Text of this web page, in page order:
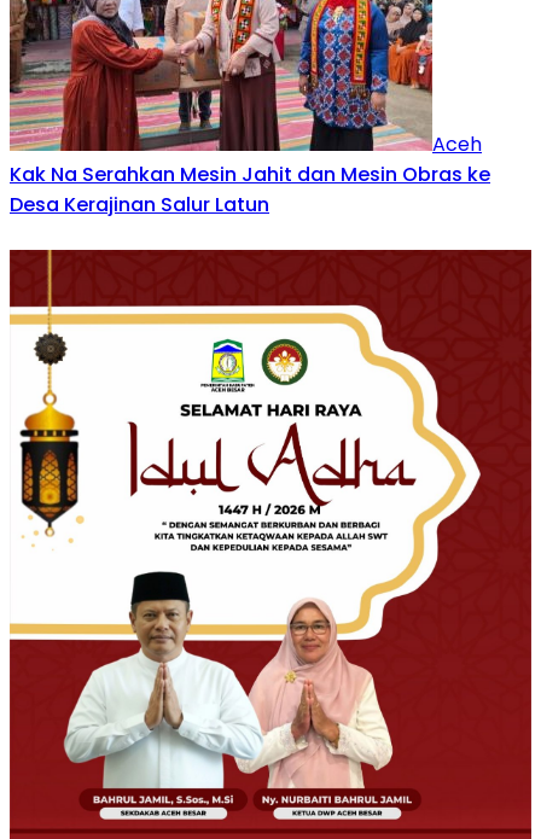
Aceh
Kak Na Serahkan Mesin Jahit dan Mesin Obras ke
Desa Kerajinan Salur Latun